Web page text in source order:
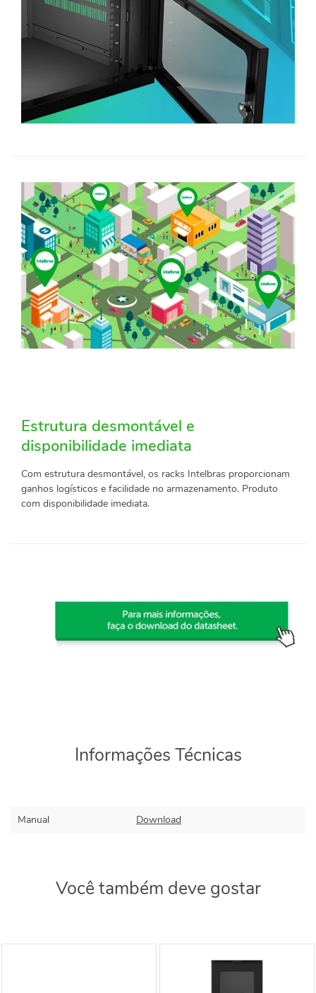
Estrutura desmontável e
disponibilidade imediata
Com estrutura desmontável, os racks Intelbras proporcionam
ganhos logísticos e facilidade no armazenamento. Produto
com disponibilidade imediata.
Informações Técnicas
Manual Download
Você também deve gostar